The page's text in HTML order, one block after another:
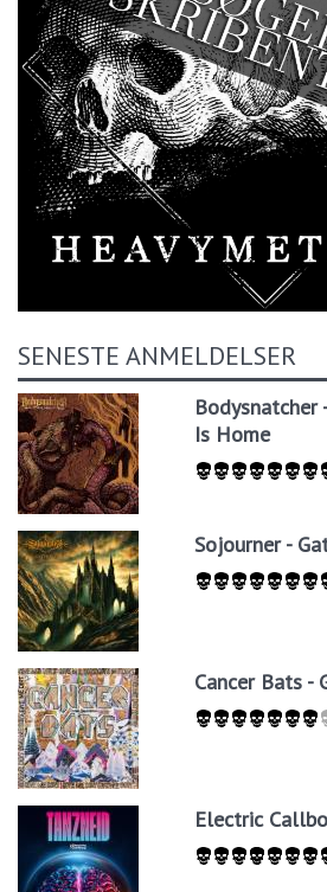
SENESTE ANMELDELSER
Is Home
Sojourner -
Cancer Bats -
Electric